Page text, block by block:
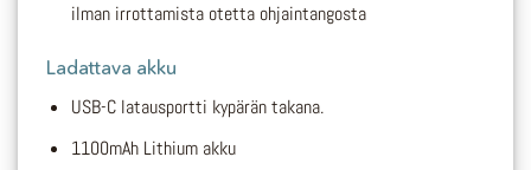
ilman irrottamista otetta ohjaintangosta
Ladattava akku
USB-C latausportti kypärän takana.
1100mAh Lithium akku